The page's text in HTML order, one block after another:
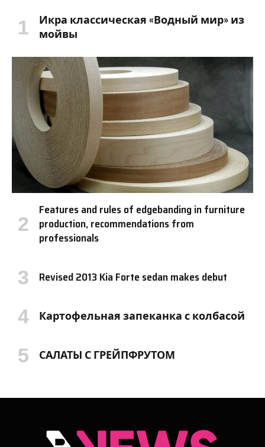
Икра классическая «Водный мир» из
мойвы
Features and rules of edgebanding in furniture
production, recommendations from
professionals
Revised 2013 Kia Forte sedan makes debut
Картофельная запеканка с колбасой
САЛАТЫ С ГРЕЙПФРУТОМ